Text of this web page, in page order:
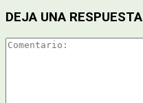
DEJA UNA RESPUESTA